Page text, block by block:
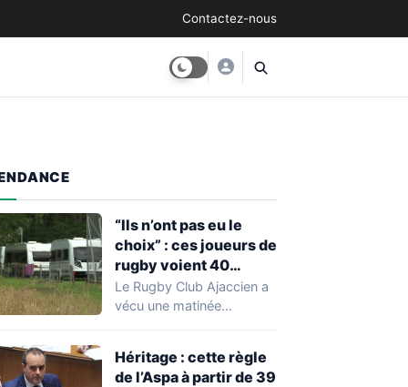
Contactez-nous
“Ils n’ont pas eu le
choix” : ces joueurs de
rugby voient 40
caravanes de gens du
voyage s’installer
heure
Le Rugby Club Ajaccien a
vécu une matinée
découverte d'une…
Héritage : cette règle
de l’Aspa à partir de 39